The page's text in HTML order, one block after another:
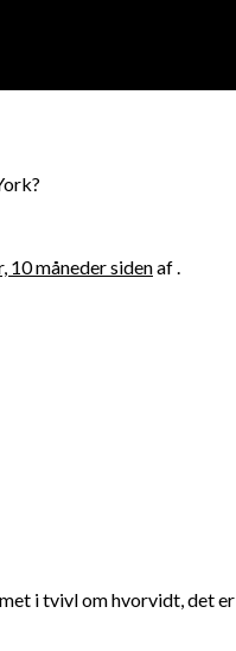
10 måneder sidenaf .
i tvivl om hvorvidt, det